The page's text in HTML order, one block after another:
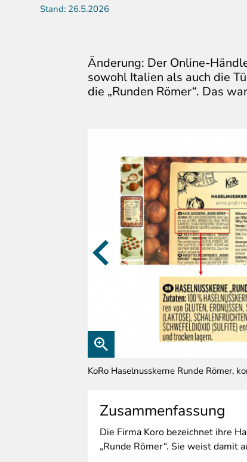
Stand: 26.5.2026
Änderung: Der Online-
sowohl Italien als auch die
die „Runden Römer“. Das
KoRo Haselnusskerne Runde Römer,
Zusammenfassung
Die Firma Koro bezeichnet ihre
„Runde Römer“. Sie weist damit